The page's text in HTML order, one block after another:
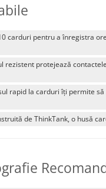
carduri pentru a înregistra
rezistent protejează
rapid la carduri îți permite
de ThinkTank, o husă